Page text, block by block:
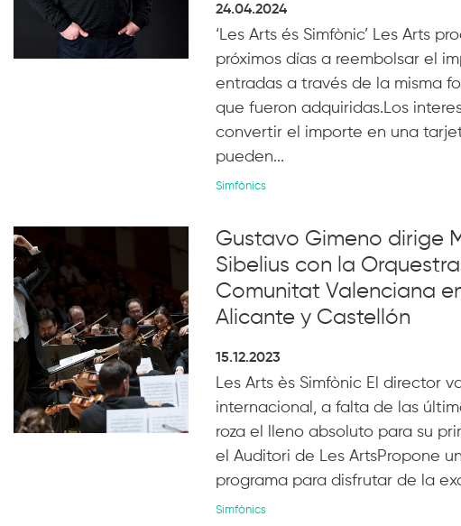
24.04.2024
‘Les Arts és Simfònic’ Les Arts
próximos días a reembolsar el
entradas a través de la misma
que fueron adquiridas.Los
convertir el importe en una
pueden...
Simfònics
Gustavo Gimeno dirige
Sibelius con la
Comunitat Valenciana
Alicante y Castellón
15.12.2023
Les Arts ès Simfònic El director
internacional, a falta de las
roza el lleno absoluto para su
el Auditori de Les ArtsPropone
programa para disfrutar de la
Simfònics